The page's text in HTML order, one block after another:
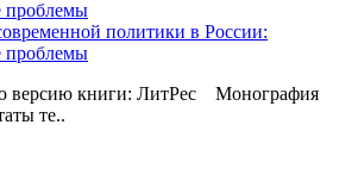
политики в России:
проблемы
версию книги: ЛитРес Монография
те..